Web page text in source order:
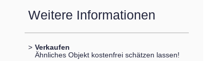
Weitere Informationen
> Verkaufen
Ähnliches Objekt kostenfrei schätzen lassen!